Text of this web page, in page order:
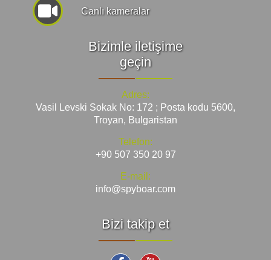
Canlı kameralar
Bizimle iletişime
geçin
Adres:
Vasil Levski Sokak No: 172 ; Posta kodu 5600,
Troyan, Bulgaristan
Telefon:
+90 507 350 20 97
E-mail:
info@spyboar.com
Bizi takip et